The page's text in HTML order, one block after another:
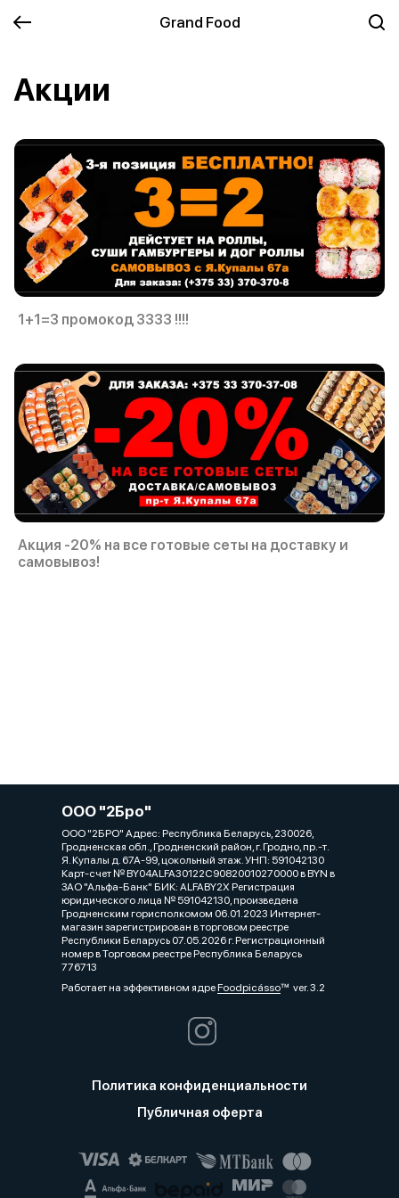
Grand Food
Акции
1+1=3 промокод 3333 !!!!
Акция -20% на все готовые сеты на доставку и
самовывоз!
ООО "2Бро"
ООО "2БРО" Адрес: Республика Беларусь, 230026,
Гродненская обл., Гродненский район, г. Гродно, пр.-т.
Я. Купалы д. 67А-99, цокольный этаж. УНП: 591042130
Карт-счет № BY04ALFA30122C90820010270000 в BYN в
ЗАО "Альфа-Банк" БИК: ALFABY2X Регистрация
юридического лица № 591042130, произведена
Гродненским горисполкомом 06.01.2023 Интернет-
магазин зарегистрирован в торговом реестре
Республики Беларусь 07.05.2026 г. Регистрационный
номер в Торговом реестре Республика Беларусь
776713
Работает на эффективном ядреFoodpicássover. 3.2
Политика конфиденциальности
Публичная оферта